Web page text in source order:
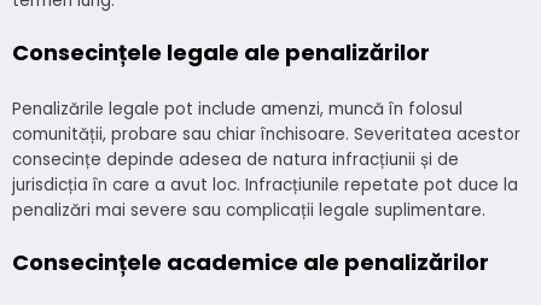
Consecințele legale ale penalizărilor
Penalizările legale pot include amenzi, muncă în folosul
comunității, probare sau chiar închisoare. Severitatea acestor
consecințe depinde adesea de natura infracțiunii și de
jurisdicția în care a avut loc. Infracțiunile repetate pot duce la
penalizări mai severe sau complicații legale suplimentare.
Consecințele academice ale penalizărilor